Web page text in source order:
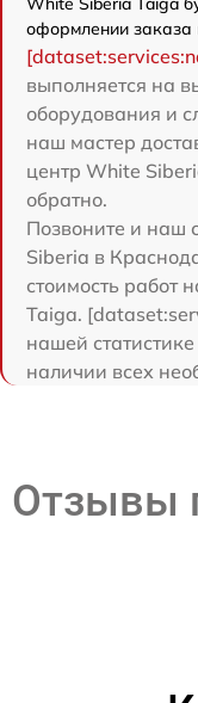
оформлении заказа
выполняется на
оборудования и
наш мастер
центр White
обратно.
Позвоните и наш
Siberia в
стоимость работ
Taiga.
нашей
наличии всех
Отзывы